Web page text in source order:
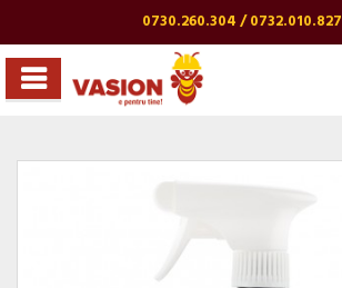
0730.260.304 / 0732.010.827